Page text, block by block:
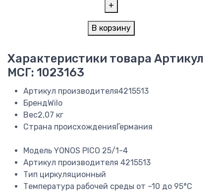
+
В корзину
Характеристики товара Артикул
МСГ: 1023163
Артикул производителя4215513
БрендWilo
Вес2,07 кг
Страна происхожденияГермания
Модель YONOS PICO 25/1-4
Артикул производителя 4215513
Тип циркуляционный
Температура рабочей среды от –10 до 95°C